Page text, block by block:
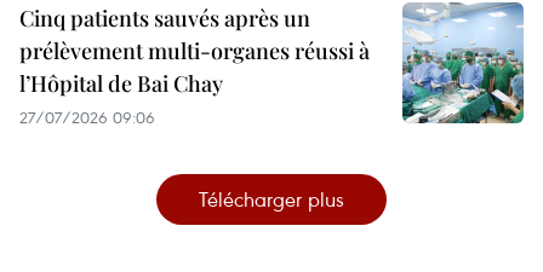
Cinq patients sauvés après un
prélèvement multi-organes réussi à
l’Hôpital de Bai Chay
27/07/2026 09:06
Télécharger plus